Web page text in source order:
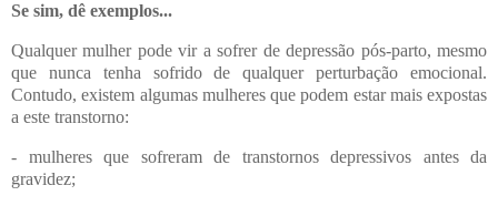
Se sim, dê exemplos...
Qualquer mulher pode vir a sofrer de depressão pós-parto, mesmo
que nunca tenha sofrido de qualquer perturbação emocional.
Contudo, existem algumas mulheres que podem estar mais expostas
a este transtorno:
- mulheres que sofreram de transtornos depressivos antes da
gravidez;